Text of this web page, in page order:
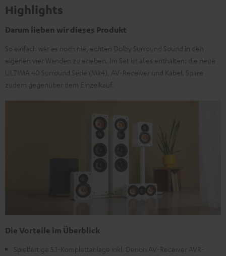
Highlights
Darum lieben wir dieses Produkt
So einfach war es noch nie, echten Dolby Surround Sound in den
eigenen vier Wänden zu erleben. Im Set ist alles enthalten: die neue
ULTIMA 40 Surround Serie (Mk4), AV-Receiver und Kabel. Spare
zudem gegenüber dem Einzelkauf.
Die Vorteile im Überblick
Spielfertige 5.1-Komplettanlage inkl. Denon AV-Receiver AVR-